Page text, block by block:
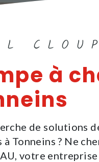
à
de solutions
Tonneins ? Ne
votre